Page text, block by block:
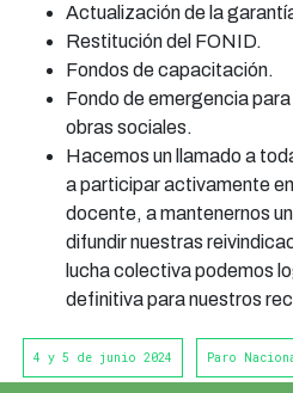
4 y 5 de junio 2024 Paro
Actualización de la
Restitución del FONID.
Fondos de capacitación.
Fondo de emergencia
obras sociales.
Hacemos un llamado a
a participar activamente
docente, a mantenernos
difundir nuestras
lucha colectiva podemos
definitiva para nuestros